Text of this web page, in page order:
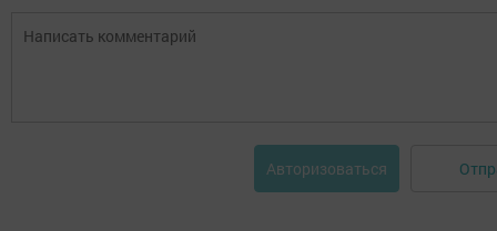
Авторизоваться